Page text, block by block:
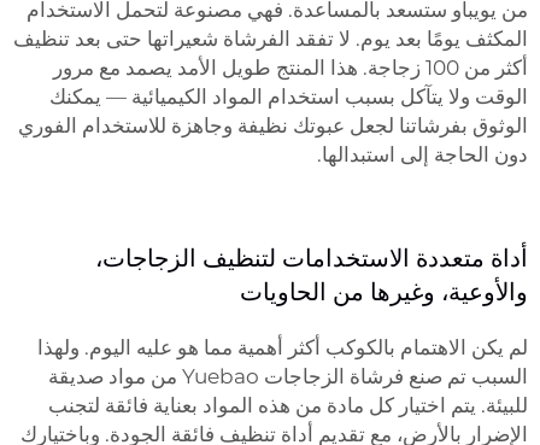
من يويباو ستسعد بالمساعدة. فهي مصنوعة لتحمل الاستخدام
المكثف يومًا بعد يوم. لا تفقد الفرشاة شعيراتها حتى بعد تنظيف
أكثر من 100 زجاجة. هذا المنتج طويل الأمد يصمد مع مرور
الوقت ولا يتآكل بسبب استخدام المواد الكيميائية — يمكنك
الوثوق بفرشاتنا لجعل عبوتك نظيفة وجاهزة للاستخدام الفوري
دون الحاجة إلى استبدالها.
أداة متعددة الاستخدامات لتنظيف الزجاجات،
والأوعية، وغيرها من الحاويات
لم يكن الاهتمام بالكوكب أكثر أهمية مما هو عليه اليوم. ولهذا
السبب تم صنع فرشاة الزجاجات Yuebao من مواد صديقة
للبيئة. يتم اختيار كل مادة من هذه المواد بعناية فائقة لتجنب
الإضرار بالأرض، مع تقديم أداة تنظيف فائقة الجودة. وباختيارك